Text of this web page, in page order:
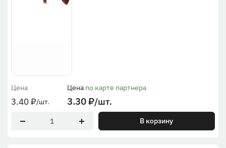
Цена
3.40₽/шт.
Цена по карте партнера
3.30₽/шт.
В корзину